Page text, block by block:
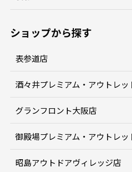
ショップから探す
表参道店
酒々井プレミアム・アウトレッ
グランフロント大阪店
御殿場プレミアム・アウトレッ
昭島アウトドアヴィレッジ店